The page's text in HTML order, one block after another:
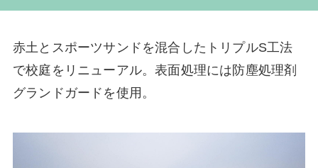
赤土とスポーツサンドを混合したトリプルS工法
で校庭をリニューアル。表面処理には防塵処理剤
グランドガードを使用。